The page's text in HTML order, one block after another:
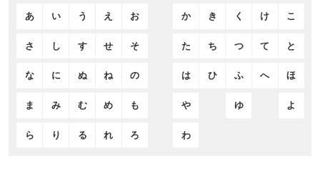
あ い う え お か き く け こ
さ し す せ そ た ち つ て と
な に ぬ ね の は ひ ふ へ ほ
ま み む め も や ゆ よ
ら り る れ ろ わ